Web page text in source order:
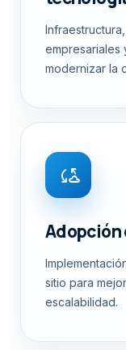
empresariales
modernizar la
cloud_sync
Adopción
sitio para
escalabilidad.